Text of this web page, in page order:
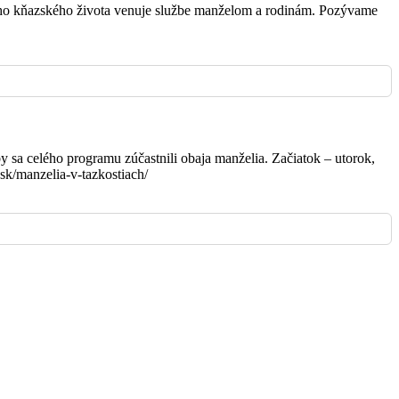
života venuje službe manželom a rodinám. Pozývame
celého programu zúčastnili obaja manželia. Začiatok – utorok,
manzelia-v-tazkostiach/